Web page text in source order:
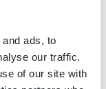
ads, to
our traffic.
of our site with
hög
hjälper